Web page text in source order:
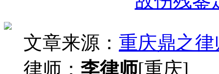
文章来源： 重庆鼎之
律师： 李律师[重庆]